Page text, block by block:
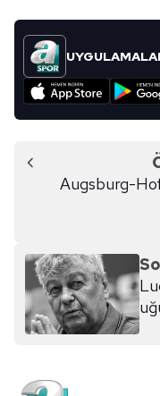
Augsburg-